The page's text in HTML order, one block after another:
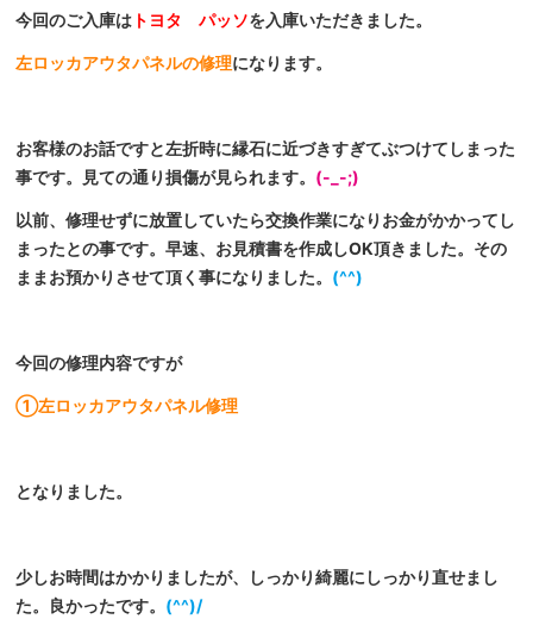
今回のご入庫は トヨタ パッソを入庫いただきました。
左ロッカアウタパネルの修理になります。
お客様のお話ですと左折時に縁石に近づきすぎてぶつけてしまった
事です。見ての通り損傷が見られます。 (-_-;)
以前、修理せずに放置していたら交換作業になりお金がかかってし
まったとの事です。早速、お見積書を作成しOK頂きました。その
ままお預かりさせて頂く事になりました。 (^^)
今回の修理内容ですが
①左ロッカアウタパネル修理
となりました。
少しお時間はかかりましたが、しっかり綺麗にしっかり直せまし
た。良かったです。 (^^)/